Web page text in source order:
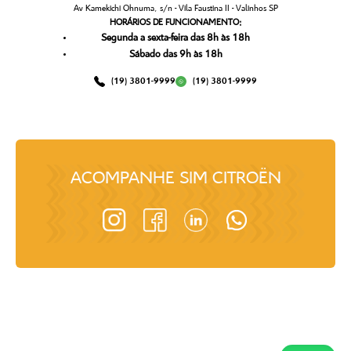
Av Kamekichi Ohnuma, s/n - Vila Faustina II - Valinhos SP
HORÁRIOS DE FUNCIONAMENTO:
Segunda a sexta-feira das 8h às 18h
Sábado das 9h às 18h
(19) 3801-9999 (19) 3801-9999
ACOMPANHE SIM CITROËN